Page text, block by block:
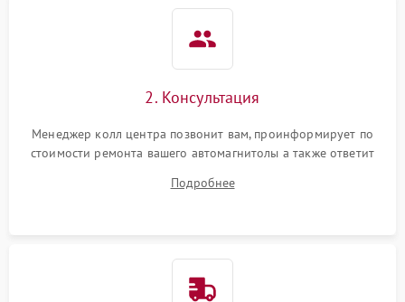
2. Консультация
Менеджер колл центра позвонит вам, проинформирует по
стоимости ремонта вашего автомагнитолы а также ответит
Подробнее